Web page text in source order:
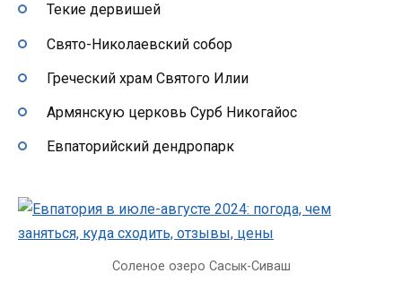
Текие дервишей
Свято-Николаевский собор
Греческий храм Святого Илии
Армянскую церковь Сурб Никогайос
Евпаторийский дендропарк
Соленое озеро Сасык-Сиваш